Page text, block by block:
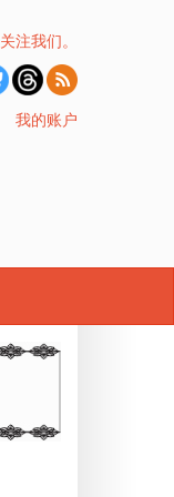
关注我们。
我的账户